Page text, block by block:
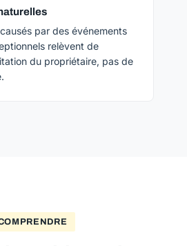
par des événements
relèvent de
du propriétaire, pas de